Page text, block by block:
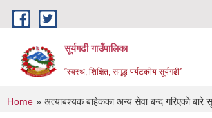
Skip to main content
सूर्यगढी गाउँपालिका
“स्वस्थ, शिक्षित, समृद्ध पर्यटकीय सूर्यगढी”
You are here
Home » अत्याबश्यक बाहेकका अन्य सेवा बन्द गरिएको बारे